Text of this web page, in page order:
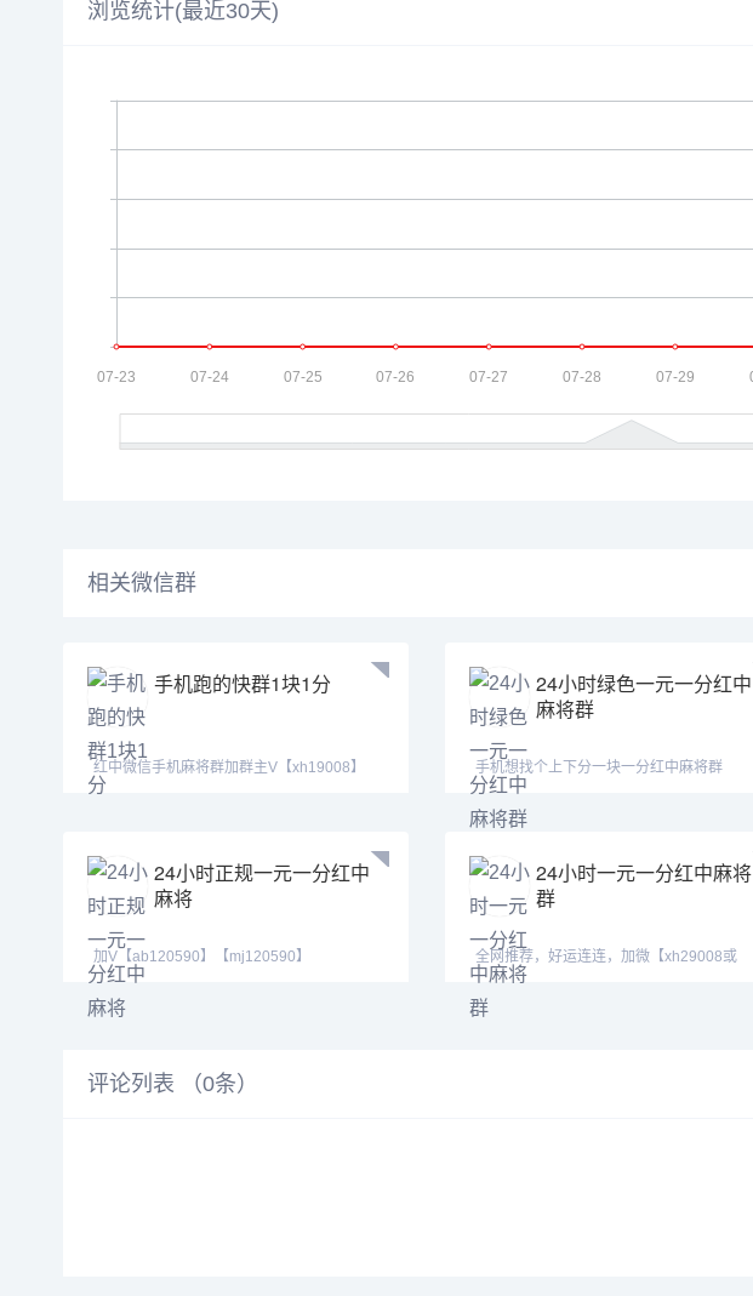
浏览统计(最近30天)
相关微信群
手机跑的快群1块1分
红中微信手机麻将群加群主V【xh19008】
【xh29008】【t
24小时绿色一元一分红中
麻将群
手机想找个上下分一块一分红中麻将群
24小时正规一元一分红中
麻将
加V【ab120590】【mj120590】
【hf420624】我在等一个
24小时一元一分红中麻将
群
全网推荐，好运连连，加微【xh29008或
xh19008】【tj19008
评论列表 （0条）